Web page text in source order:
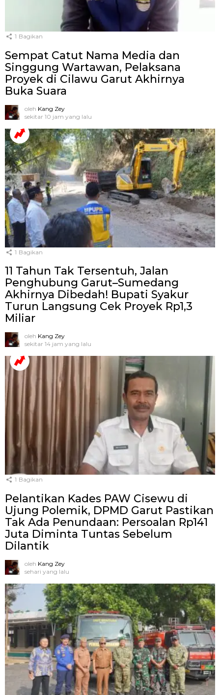
1 Bagikan
Sempat Catut Nama Media dan
Singgung Wartawan, Pelaksana
Proyek di Cilawu Garut Akhirnya
Buka Suara
oleh Kang Zey
sekitar 10 jam yang lalu
1 Bagikan
11 Tahun Tak Tersentuh, Jalan
Penghubung Garut–Sumedang
Akhirnya Dibedah! Bupati Syakur
Turun Langsung Cek Proyek Rp1,3
Miliar
oleh Kang Zey
sekitar 14 jam yang lalu
1 Bagikan
Pelantikan Kades PAW Cisewu di
Ujung Polemik, DPMD Garut Pastikan
Tak Ada Penundaan: Persoalan Rp141
Juta Diminta Tuntas Sebelum
Dilantik
oleh Kang Zey
sehari yang lalu